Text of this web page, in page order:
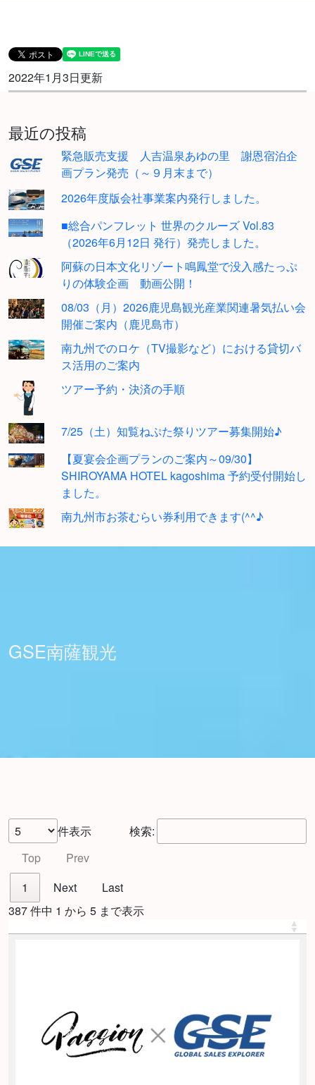
2022年1月3日更新
最近の投稿
緊急販売支援 人吉温泉あゆの里 謝恩宿泊企
画プラン発売（～９月末まで）
2026年度版会社事業案内発行しました。
■総合パンフレット 世界のクルーズ Vol.83
（2026年6月12日 発行）発売しました。
阿蘇の日本文化リゾート鳴鳳堂で没入感たっぷ
りの体験企画 動画公開！
08/03（月）2026鹿児島観光産業関連暑気払い会
開催ご案内（鹿児島市）
南九州でのロケ（TV撮影など）における貸切バ
ス活用のご案内
ツアー予約・決済の手順
7/25（土）知覧ねぷた祭りツアー募集開始♪
【夏宴会企画プランのご案内～09/30】
SHIROYAMA HOTEL kagoshima 予約受付開始し
ました。
南九州市お茶むらい券利用できます(^^♪
GSE南薩観光
件表示
検索:
Top
Prev
1
Next
Last
387 件中 1 から 5 まで表示